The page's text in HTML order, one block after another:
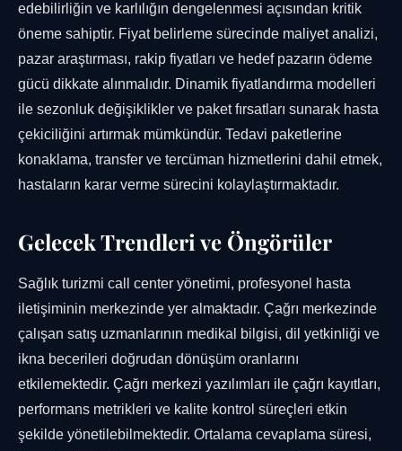
edebilirliğin ve karlılığın dengelenmesi açısından kritik
öneme sahiptir. Fiyat belirleme sürecinde maliyet analizi,
pazar araştırması, rakip fiyatları ve hedef pazarın ödeme
gücü dikkate alınmalıdır. Dinamik fiyatlandırma modelleri
ile sezonluk değişiklikler ve paket fırsatları sunarak hasta
çekiciliğini artırmak mümkündür. Tedavi paketlerine
konaklama, transfer ve tercüman hizmetlerini dahil etmek,
hastaların karar verme sürecini kolaylaştırmaktadır.
Gelecek Trendleri ve Öngörüler
Sağlık turizmi call center yönetimi, profesyonel hasta
iletişiminin merkezinde yer almaktadır. Çağrı merkezinde
çalışan satış uzmanlarının medikal bilgisi, dil yetkinliği ve
ikna becerileri doğrudan dönüşüm oranlarını
etkilemektedir. Çağrı merkezi yazılımları ile çağrı kayıtları,
performans metrikleri ve kalite kontrol süreçleri etkin
şekilde yönetilebilmektedir. Ortalama cevaplama süresi,